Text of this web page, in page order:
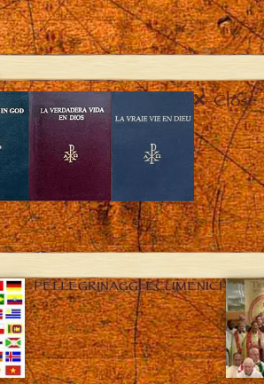
Close
PELLEGRINAGGI ECUMENICI